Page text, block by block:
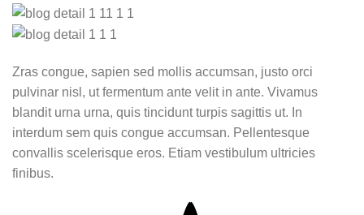
Zras congue, sapien sed mollis accumsan, justo orci
pulvinar nisl, ut fermentum ante velit in ante. Vivamus
blandit urna urna, quis tincidunt turpis sagittis ut. In
interdum sem quis congue accumsan. Pellentesque
convallis scelerisque eros. Etiam vestibulum ultricies
finibus.